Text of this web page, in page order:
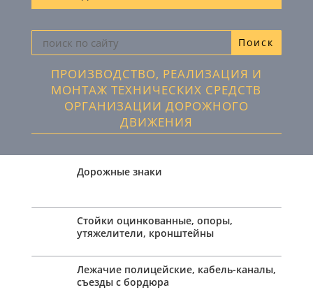
ПРОИЗВОДСТВО, РЕАЛИЗАЦИЯ И
МОНТАЖ ТЕХНИЧЕСКИХ СРЕДСТВ
ОРГАНИЗАЦИИ ДОРОЖНОГО
ДВИЖЕНИЯ
Дорожные знаки
Стойки оцинкованные, опоры,
утяжелители, кронштейны
Лежачие полицейские, кабель-каналы,
съезды с бордюра